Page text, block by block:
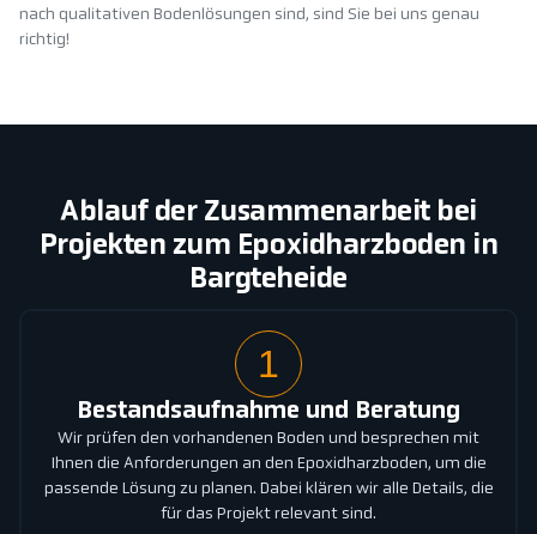
nach qualitativen Bodenlösungen sind, sind Sie bei uns genau
richtig!
Ablauf der Zusammenarbeit bei
Projekten zum Epoxidharzboden in
Bargteheide
1
Bestandsaufnahme und Beratung
Wir prüfen den vorhandenen Boden und besprechen mit
Ihnen die Anforderungen an den Epoxidharzboden, um die
passende Lösung zu planen. Dabei klären wir alle Details, die
für das Projekt relevant sind.